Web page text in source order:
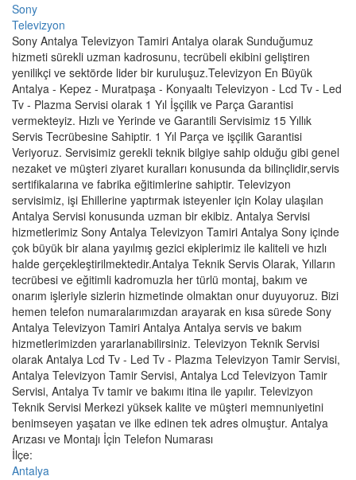
Sony
Televizyon
Sony Antalya Televizyon Tamiri Antalya olarak Sunduğumuz
hizmeti sürekli uzman kadrosunu, tecrübeli ekibini geliştiren
yenilikçi ve sektörde lider bir kuruluşuz.Televizyon En Büyük
Antalya - Kepez - Muratpaşa - Konyaaltı Televizyon - Lcd Tv - Led
Tv - Plazma Servisi olarak 1 Yıl İşçilik ve Parça Garantisi
vermekteyiz. Hızlı ve Yerinde ve Garantili Servisimiz 15 Yıllık
Servis Tecrübesine Sahiptir. 1 Yıl Parça ve işçilik Garantisi
Veriyoruz. Servisimiz gerekli teknik bilgiye sahip olduğu gibi genel
nezaket ve müşteri ziyaret kuralları konusunda da bilinçlidir,servis
sertifikalarına ve fabrika eğitimlerine sahiptir. Televizyon
servisimiz, işi Ehillerine yaptırmak isteyenler için Kolay ulaşılan
Antalya Servisi konusunda uzman bir ekibiz. Antalya Servisi
hizmetlerimiz Sony Antalya Televizyon Tamiri Antalya Sony içinde
çok büyük bir alana yayılmış gezici ekiplerimiz ile kaliteli ve hızlı
halde gerçekleştirilmektedir.Antalya Teknik Servis Olarak, Yılların
tecrübesi ve eğitimli kadromuzla her türlü montaj, bakım ve
onarım işleriyle sizlerin hizmetinde olmaktan onur duyuyoruz. Bizi
hemen telefon numaralarımızdan arayarak en kısa sürede Sony
Antalya Televizyon Tamiri Antalya Antalya servis ve bakım
hizmetlerimizden yararlanabilirsiniz. Televizyon Teknik Servisi
olarak Antalya Lcd Tv - Led Tv - Plazma Televizyon Tamir Servisi,
Antalya Televizyon Tamir Servisi, Antalya Lcd Televizyon Tamir
Servisi, Antalya Tv tamir ve bakımı itina ile yapılır. Televizyon
Teknik Servisi Merkezi yüksek kalite ve müşteri memnuniyetini
benimseyen yaşatan ve ilke edinen tek adres olmuştur. Antalya
Arızası ve Montajı İçin Telefon Numarası
İlçe:
Antalya